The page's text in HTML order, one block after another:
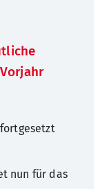
nun für das